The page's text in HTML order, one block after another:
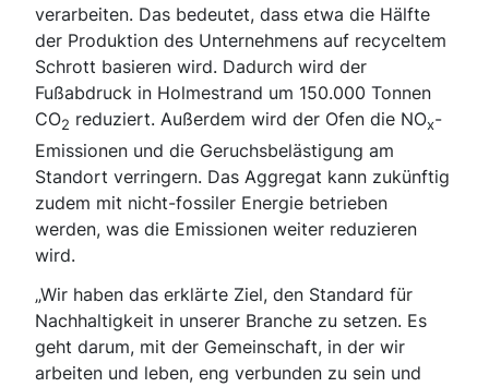
verarbeiten. Das bedeutet, dass etwa die Hälfte
der Produktion des Unternehmens auf recyceltem
Schrott basieren wird. Dadurch wird der
Fußabdruck in Holmestrand um 150.000 Tonnen
CO2 reduziert. Außerdem wird der Ofen die NOx-
Emissionen und die Geruchsbelästigung am
Standort verringern. Das Aggregat kann zukünftig
zudem mit nicht-fossiler Energie betrieben
werden, was die Emissionen weiter reduzieren
wird.
„Wir haben das erklärte Ziel, den Standard für
Nachhaltigkeit in unserer Branche zu setzen. Es
geht darum, mit der Gemeinschaft, in der wir
arbeiten und leben, eng verbunden zu sein und